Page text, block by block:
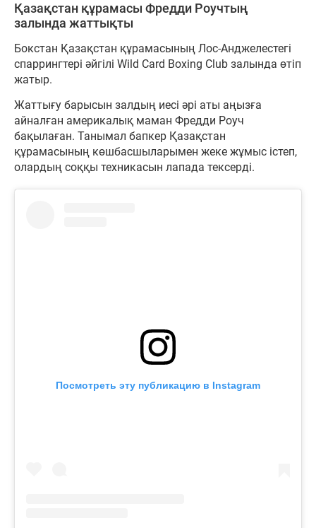
Қазақстан құрамасы Фредди Роучтың
залында жаттықты
Бокстан Қазақстан құрамасының Лос-Анджелестегі
спаррингтері әйгілі Wild Card Boxing Club залында өтіп
жатыр.
Жаттығу барысын залдың иесі әрі аты аңызға
айналған америкалық маман Фредди Роуч
бақылаған. Танымал бапкер Қазақстан
құрамасының көшбасшыларымен жеке жұмыс істеп,
олардың соққы техникасын лапада тексерді.
Посмотреть эту публикацию в Instagram